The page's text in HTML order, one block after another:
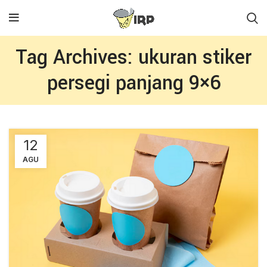
Tag Archives: ukuran stiker
persegi panjang 9×6
12
AGU